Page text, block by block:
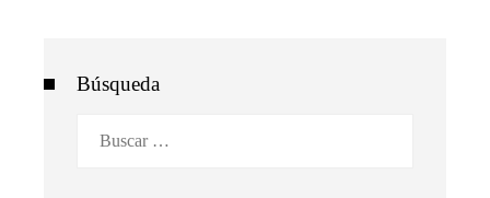
Búsqueda